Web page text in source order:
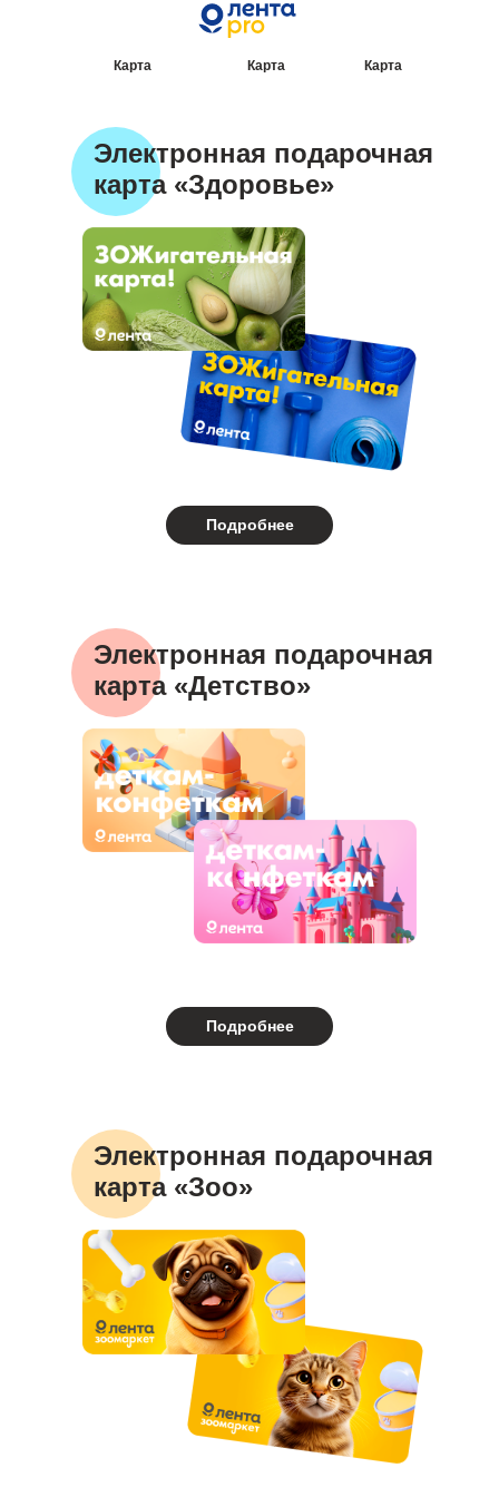
Карта
Карта
Карта
Электронная подарочная
карта «Здоровье»
Подробнее
Электронная подарочная
карта «Детство»
Подробнее
Электронная подарочная
карта «Зоо»